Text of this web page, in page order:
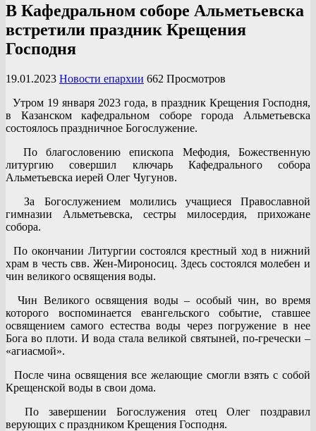
В Кафедральном соборе Альметьевска
встретили праздник Крещения
Господня
19.01.2023 Новости епархии 662 Просмотров
Утром 19 января 2023 года, в праздник Крещения Господня,
в Казанском кафедральном соборе города Альметьевска
состоялось праздничное Богослужение.
По благословению епископа Мефодия, Божественную
литургию совершил ключарь Кафедрального собора
Альметьевска иерей Олег Чугунов.
За Богослужением молились учащиеся Православной
гимназии Альметьевска, сестры милосердия, прихожане
собора.
По окончании Литургии состоялся крестный ход в нижний
храм в честь свв. Жен-Мироносиц. Здесь состоялся молебен и
чин великого освящения воды.
Чин Великого освящения воды – особый чин, во время
которого воспоминается евангельского событие, ставшее
освящением самого естества воды через погружение в нее
Бога во плоти. И вода стала великой святыней, по-гречески –
«агиасмой».
После чина освящения все желающие смогли взять с собой
Крещенской воды в свои дома.
По завершении Богослужения отец Олег поздравил
верующих с праздником Крещения Господня.